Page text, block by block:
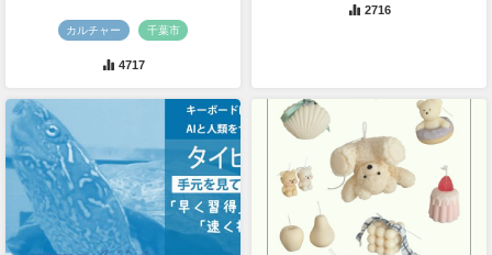
カルチャー 千葉市
4717
2716